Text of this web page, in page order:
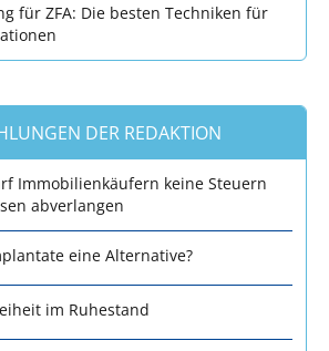
für ZFA: Die besten Techniken für
DER REDAKTION
Immobilienkäufern keine Steuern
abverlangen
eine Alternative?
im Ruhestand